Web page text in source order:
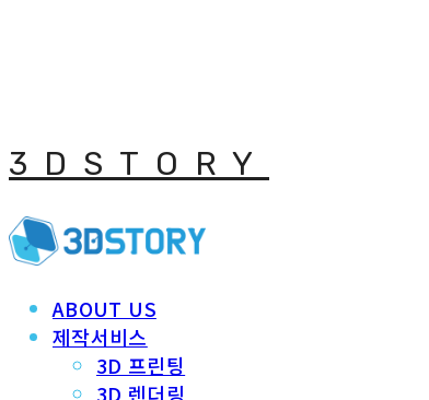
3DSTORY
ABOUT US
제작서비스
3D 프린팅
3D 렌더링